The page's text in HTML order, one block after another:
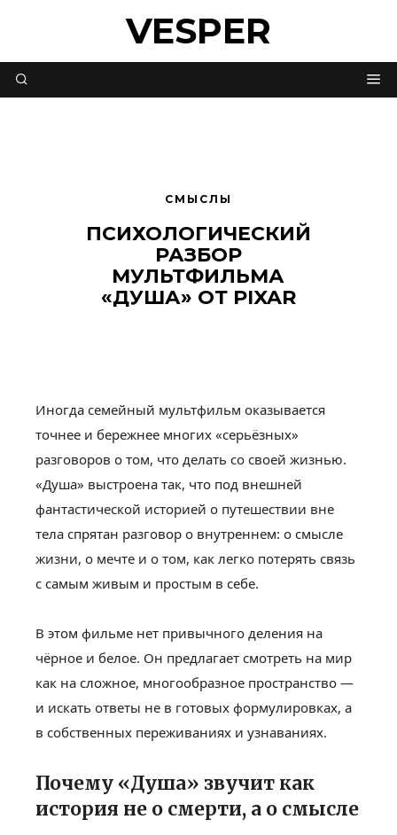
VESPER
СМЫСЛЫ
ПСИХОЛОГИЧЕСКИЙ
РАЗБОР
МУЛЬТФИЛЬМА
«ДУША» ОТ PIXAR
Иногда семейный мультфильм оказывается
точнее и бережнее многих «серьёзных»
разговоров о том, что делать со своей жизнью.
«Душа» выстроена так, что под внешней
фантастической историей о путешествии вне
тела спрятан разговор о внутреннем: о смысле
жизни, о мечте и о том, как легко потерять связь
с самым живым и простым в себе.
В этом фильме нет привычного деления на
чёрное и белое. Он предлагает смотреть на мир
как на сложное, многообразное пространство —
и искать ответы не в готовых формулировках, а
в собственных переживаниях и узнаваниях.
Почему «Душа» звучит как
история не о смерти, а о смысле